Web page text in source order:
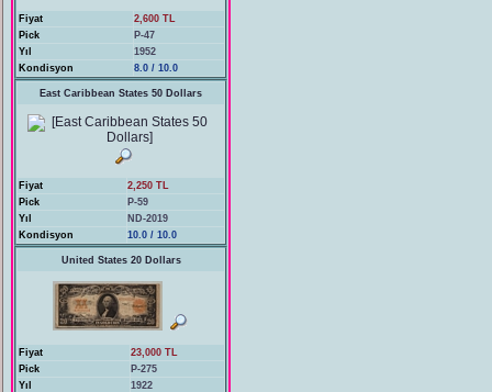
Fiyat
2,600 TL
Pick
P-47
Yıl
1952
Kondisyon
8.0 / 10.0
East Caribbean States 50 Dollars
Fiyat
2,250 TL
Pick
P-59
Yıl
ND-2019
Kondisyon
10.0 / 10.0
United States 20 Dollars
Fiyat
23,000 TL
Pick
P-275
Yıl
1922